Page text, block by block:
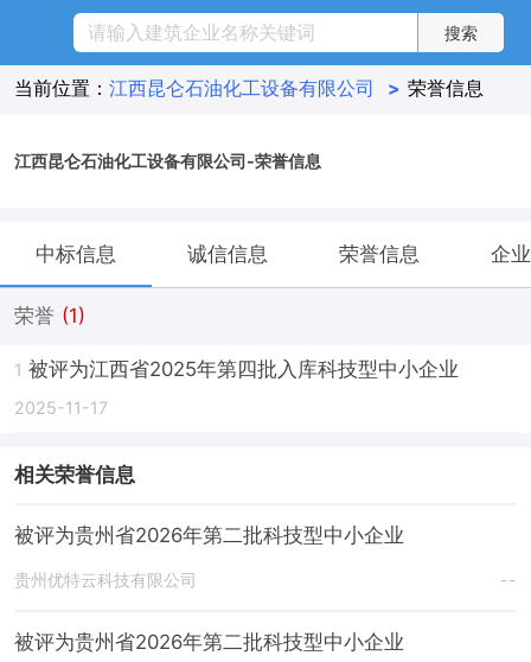
当前位置： 江西昆仑石油化工设备有限公司 > 荣誉信息
江西昆仑石油化工设备有限公司-荣誉信息
中标信息 诚信信息 荣誉信息 企
荣誉 (1)
1 被评为江西省2025年第四批入库科技型中小企业
2025-11-17
相关荣誉信息
被评为贵州省2026年第二批科技型中小企业
贵州优特云科技有限公司 --
被评为贵州省2026年第二批科技型中小企业